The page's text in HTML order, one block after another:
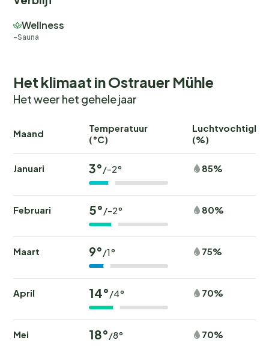
Wellness
Sauna
Het klimaat in Ostrauer Mühle
Het weer het gehele jaar
Maand
Temperatuur
(°C)
(%)
Januari 3° /-2° 85%
Februari 5° /-2° 80%
Maart 9° /1° 75%
April 14° /4° 70%
Mei 18° /8° 70%